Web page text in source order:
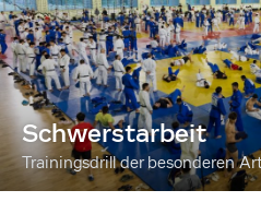
Schwerstarbeit
Trainingsdrill der besonderen